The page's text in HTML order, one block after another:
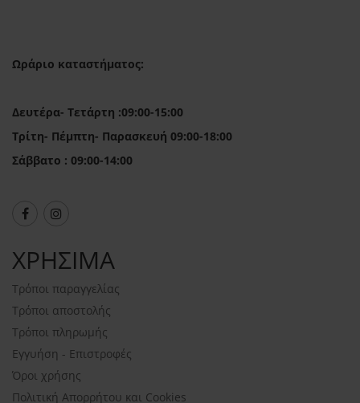
Ωράριο καταστήματος:
Δευτέρα- Τετάρτη :09:00-15:00
Τρίτη- Πέμπτη- Παρασκευή 09:00-18:00
Σάββατο : 09:00-14:00
ΧΡΗΣΙΜΑ
Τρόποι παραγγελίας
Τρόποι αποστολής
Τρόποι πληρωμής
Εγγυήση - Επιστροφές
Όροι χρήσης
Πολιτική Απορρήτου και Cookies